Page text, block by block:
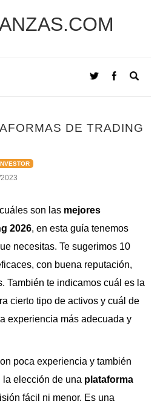
DE TRADING
son las mejores
2026, en esta guía tenemos
necesitas. Te sugerimos 10
con buena reputación,
También te indicamos cuál es la
cierto tipo de activos y cuál de
experiencia más adecuada y
poca experiencia y también
la elección de una plataforma
fácil ni menor. Es una